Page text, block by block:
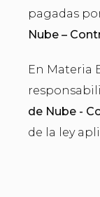
pagadas
Nube –
En Materia
de Nube -
de la ley